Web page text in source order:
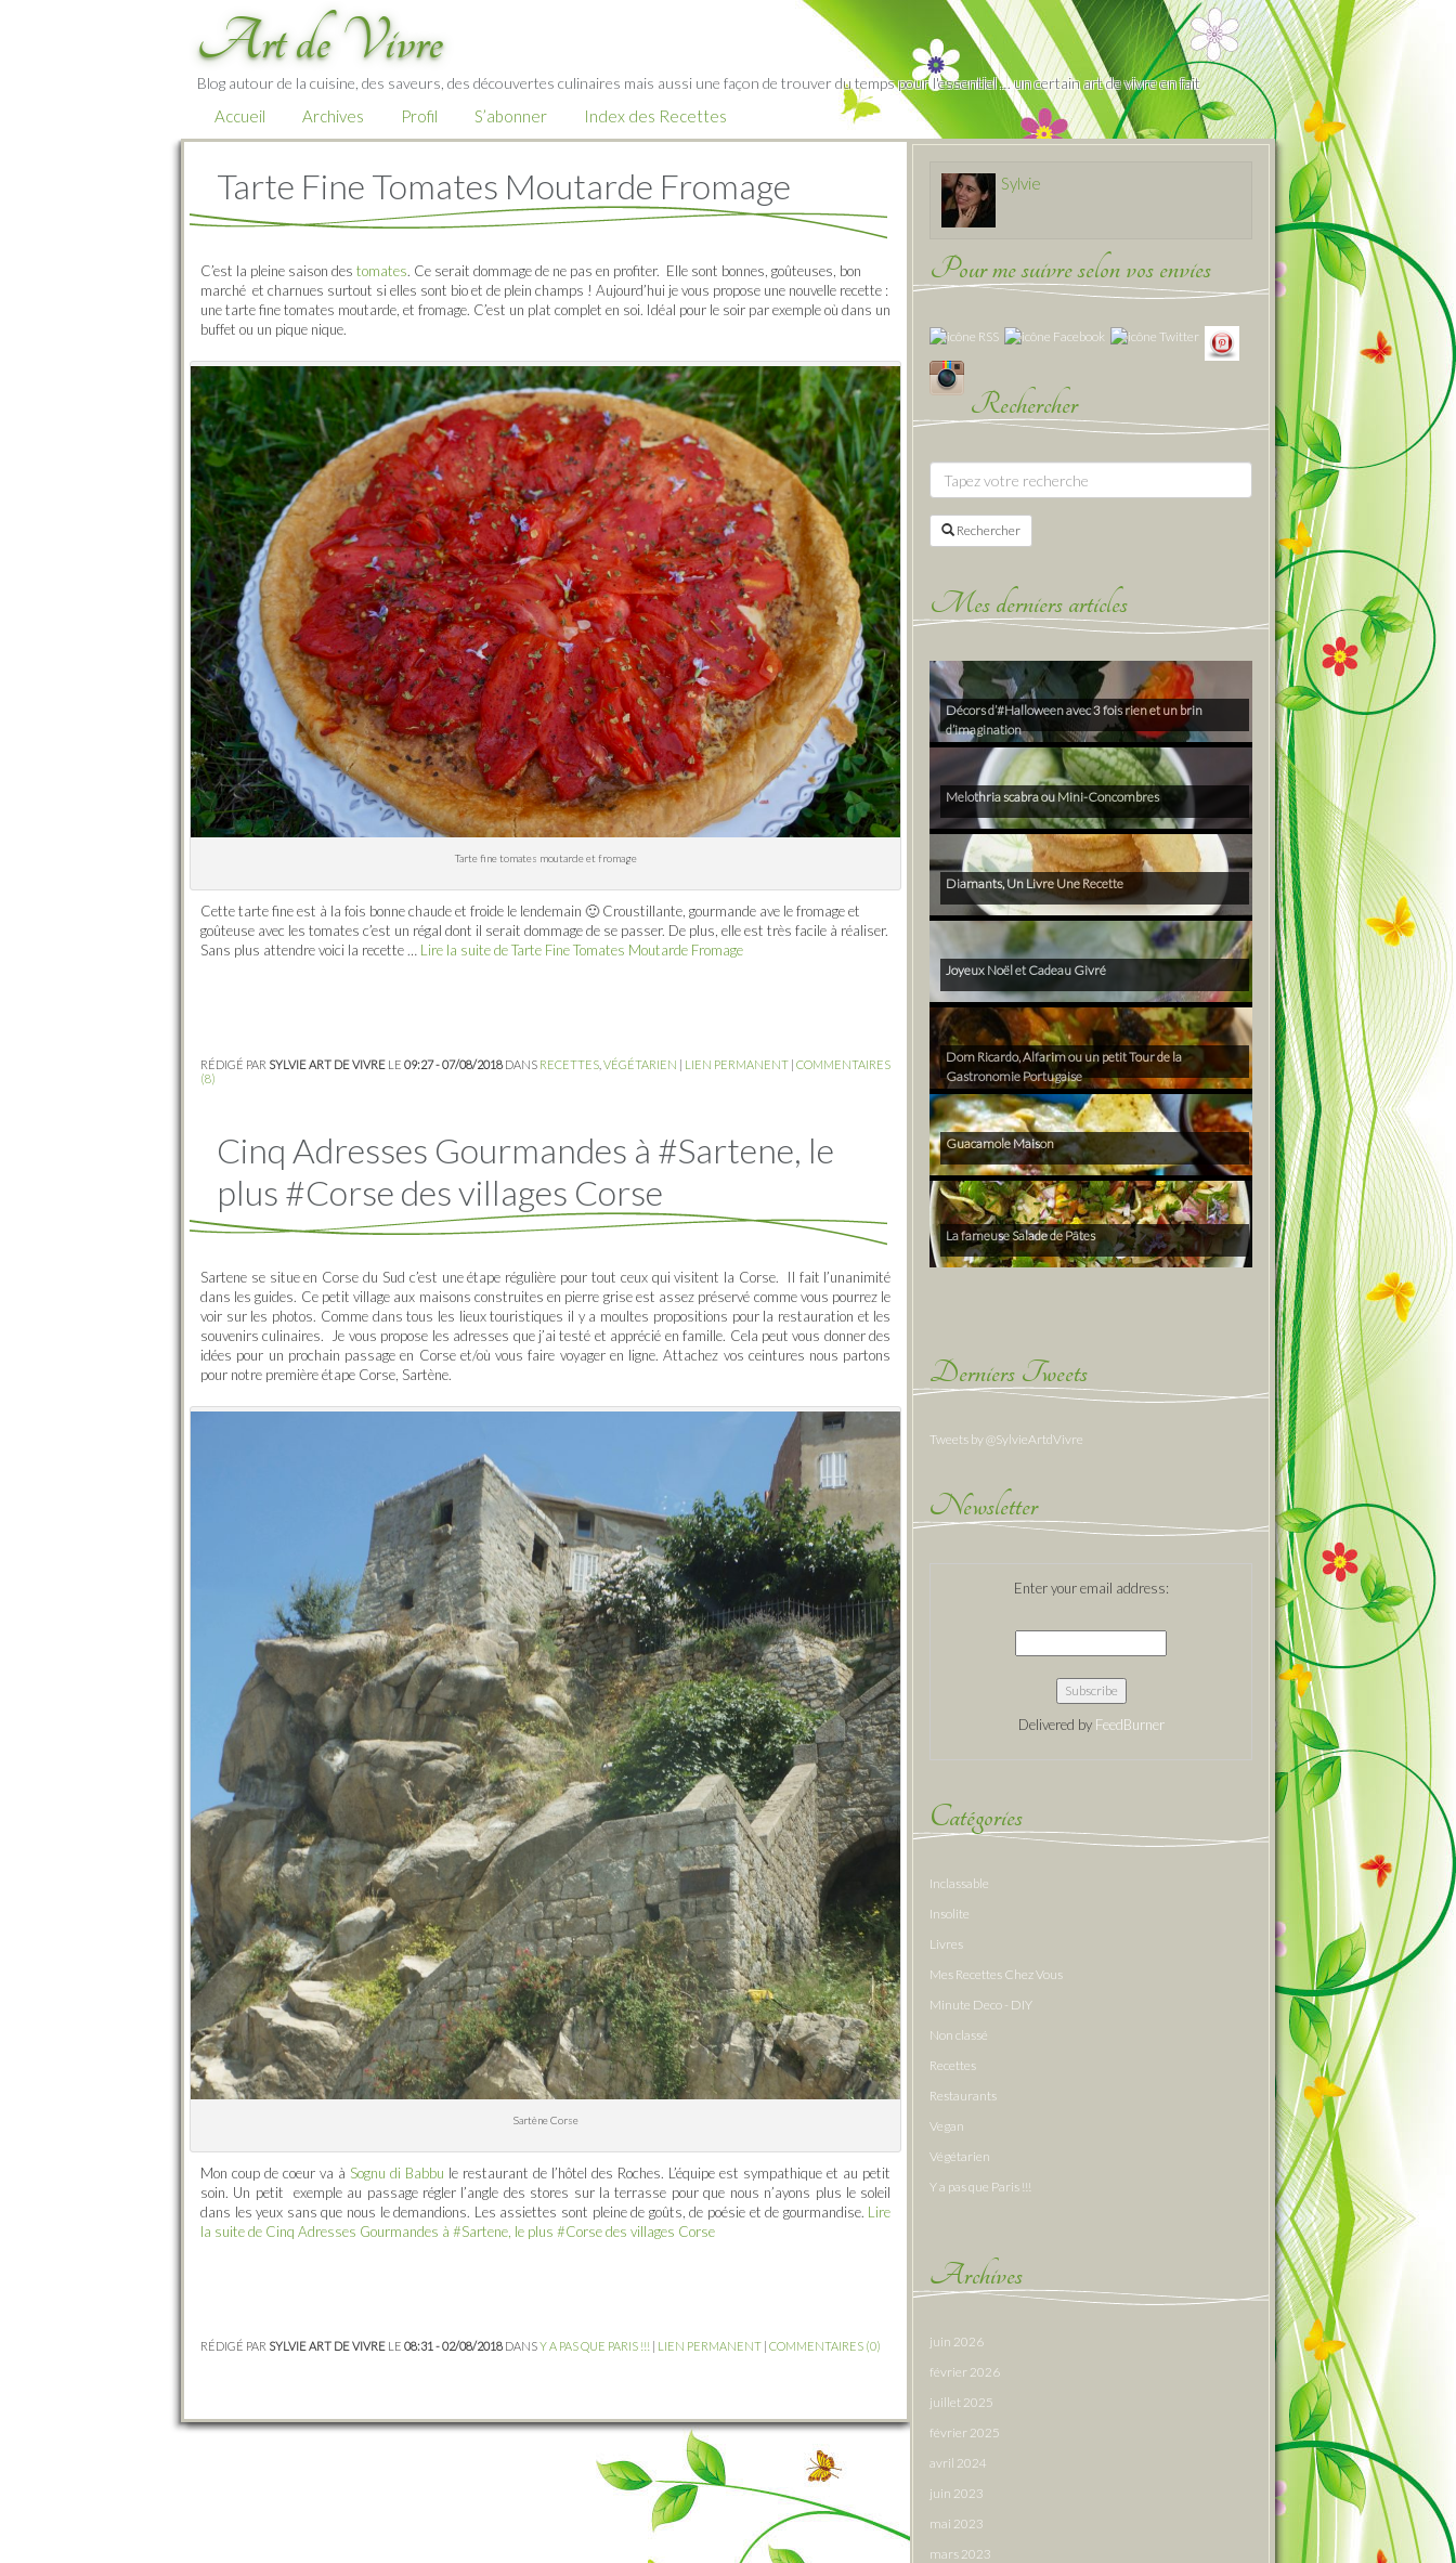
Art de Vivre
Blog autour de la cuisine, des saveurs, des découvertes culinaires mais aussi une façon de trouver du temps pour l'essentiel … un certain art de vivre en fait
Accueil Archives Profil S’abonner Index des Recettes
Tarte Fine Tomates Moutarde Fromage
C’est la pleine saison des tomates. Ce serait dommage de ne pas en profiter. Elle sont bonnes, goûteuses, bon
marché et charnues surtout si elles sont bio et de plein champs ! Aujourd’hui je vous propose une nouvelle recette :
une tarte fine tomates moutarde, et fromage. C’est un plat complet en soi. Idéal pour le soir par exemple où dans un
buffet ou un pique nique.
Tarte fine tomates moutarde et fromage
Cette tarte fine est à la fois bonne chaude et froide le lendemain 🙂 Croustillante, gourmande ave le fromage et
goûteuse avec les tomates c’est un régal dont il serait dommage de se passer. De plus, elle est très facile à réaliser.
Sans plus attendre voici la recette … Lire la suite de Tarte Fine Tomates Moutarde Fromage
RÉDIGÉ PAR SYLVIE ART DE VIVRE LE 09:27 - 07/08/2018DANS RECETTES VÉGÉTARIEN LIEN PERMANENT COMMENTAIRES
(8)
Cinq Adresses Gourmandes à #Sartene, le
plus #Corse des villages Corse
Sartene se situe en Corse du Sud c’est une étape régulière pour tout ceux qui visitent la Corse.
Il fait l’unanimité
dans les guides. Ce petit village aux maisons construites en pierre grise est assez préservé comme vous pourrez le
voir sur les photos. Comme dans tous les lieux touristiques il y a moultes propositions pour la restauration et les
souvenirs culinaires.
Je vous propose les adresses que j’ai testé et apprécié en famille. Cela peut vous donner des
idées pour un prochain passage en Corse et/où vous faire voyager en ligne. Attachez vos ceintures nous partons
pour notre première étape Corse, Sartène.
Sartène Corse
Mon coup de coeur va à Sognu di Babbu le restaurant de l’hôtel des Roches. L’équipe est sympathique et au petit
soin. Un petit
exemple au passage régler l’angle des stores sur la terrasse pour que nous n’ayons plus le soleil
dans les yeux sans que nous le demandions. Les assiettes sont pleine de goûts, de poésie et de gourmandise. Lire
la suite de Cinq Adresses Gourmandes à #Sartene, le plus #Corse des villages Corse
RÉDIGÉ PAR SYLVIE ART DE VIVRE LE 08:31 - 02/08/2018DANSY A PAS QUE PARIS !!! | LIEN PERMANENT | COMMENTAIRES (0)
Sylvie
Pour me suivre selon vos envies
Rechercher
Rechercher
Mes derniers articles
Décors d’#Halloween avec 3 fois rien et un brin
d’imagination
Melothria scabra ou Mini-Concombres
Diamants, Un Livre Une Recette
Joyeux Noël et Cadeau Givré
Dom Ricardo, Alfarim ou un petit Tour de la
Gastronomie Portugaise
Guacamole Maison
La fameuse Salade de Pâtes
Derniers Tweets
Tweets by @SylvieArtdVivre
Newsletter
Enter your email address:
Delivered by FeedBurner
Catégories
Inclassable
Insolite
Livres
Mes Recettes Chez Vous
Minute Deco - DIY
Non classé
Recettes
Restaurants
Vegan
Végétarien
Y a pas que Paris !!!
Archives
juin 2026
février 2026
juillet 2025
février 2025
avril 2024
juin 2023
mai 2023
mars 2023